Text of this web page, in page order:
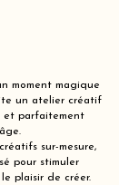
moment magique
un atelier créatif
et parfaitement
sur-mesure,
pour stimuler
plaisir de créer.